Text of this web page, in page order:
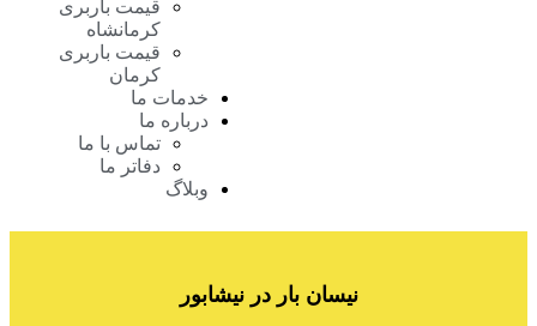
قیمت باربری
کرمانشاه
قیمت باربری
کرمان
خدمات ما
درباره ما
تماس با ما
دفاتر ما
وبلاگ
نیسان بار در نیشابور